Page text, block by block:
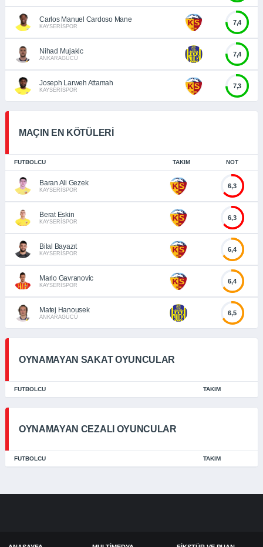
Carlos Manuel Cardoso Mane
KAYSERİSPOR
7,4
Nihad Mujakic
ANKARAGÜCÜ
7,4
Joseph Larweh Attamah
KAYSERİSPOR
7,3
MAÇIN EN KÖTÜLERİ
FUTBOLCU TAKIM NOT
Baran Ali Gezek
KAYSERİSPOR
6,3
Berat Eskin
KAYSERİSPOR
6,3
Bilal Bayazıt
KAYSERİSPOR
6,4
Mario Gavranovic
KAYSERİSPOR
6,4
Matej Hanousek
ANKARAGÜCÜ
6,5
OYNAMAYAN SAKAT OYUNCULAR
FUTBOLCU TAKIM
OYNAMAYAN CEZALI OYUNCULAR
FUTBOLCU TAKIM